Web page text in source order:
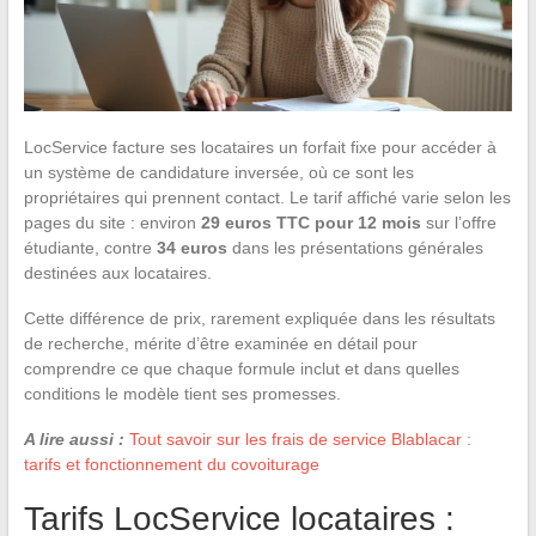
LocService facture ses locataires un forfait fixe pour accéder à
un système de candidature inversée, où ce sont les
propriétaires qui prennent contact. Le tarif affiché varie selon les
pages du site : environ 29 euros TTC pour 12 mois sur l’offre
étudiante, contre 34 euros dans les présentations générales
destinées aux locataires.
Cette différence de prix, rarement expliquée dans les résultats
de recherche, mérite d’être examinée en détail pour
comprendre ce que chaque formule inclut et dans quelles
conditions le modèle tient ses promesses.
A lire aussi : Tout savoir sur les frais de service Blablacar :
tarifs et fonctionnement du covoiturage
Tarifs LocService locataires :